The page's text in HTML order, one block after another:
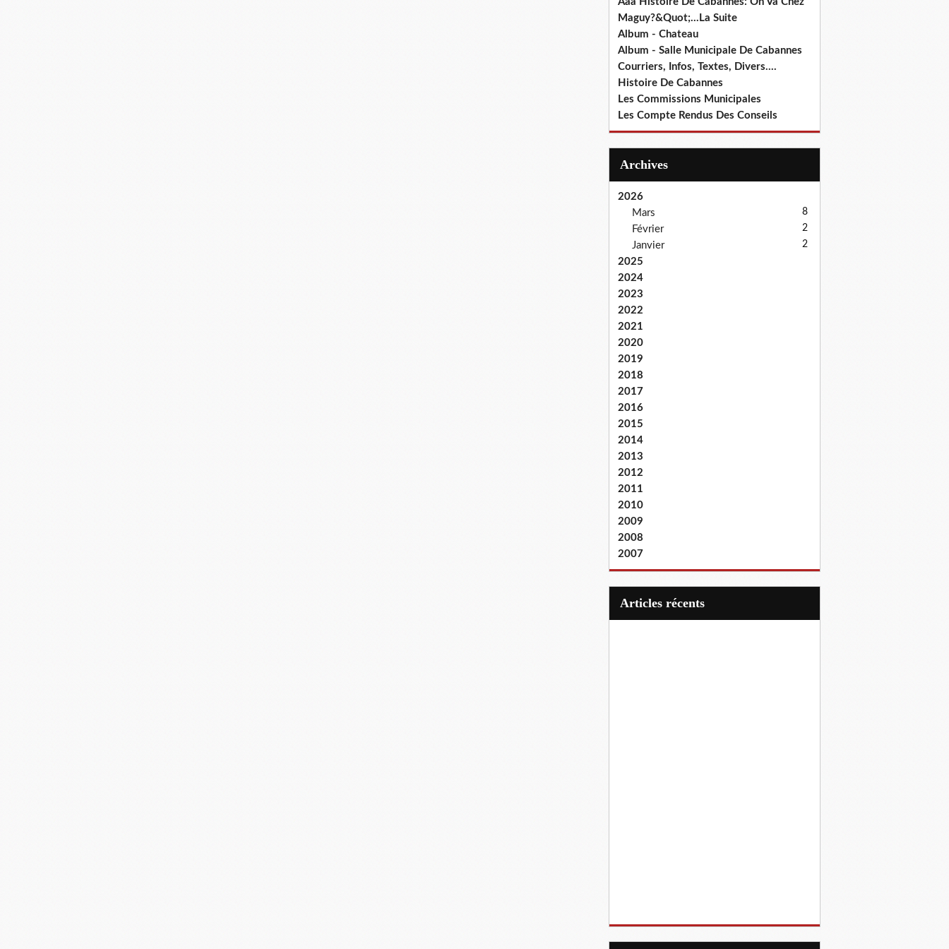
Maguy?&Quot;...La Suite
Album - Chateau
Album - Salle Municipale De Cabannes
Courriers, Infos, Textes, Divers....
Histoire De Cabannes
Les Commissions Municipales
Les Compte Rendus Des Conseils
Archives
2026
Mars
8
Février 2
Janvier 2
2025
2024
2023
2022
2021
2020
2019
2018
2017
2016
2015
2014
2013
2012
2011
2010
2009
2008
2007
articles récents